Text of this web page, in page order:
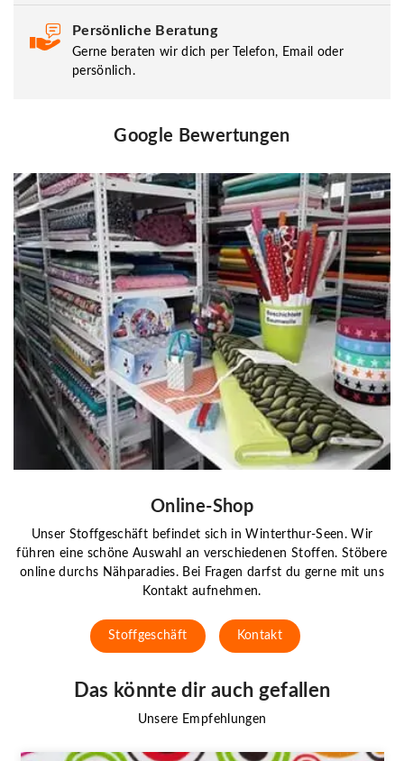
Persönliche Beratung
Gerne beraten wir dich per Telefon, Email oder
persönlich.
Google Bewertungen
Online-Shop
Unser Stoffgeschäft befindet sich in Winterthur-Seen. Wir
führen eine schöne Auswahl an verschiedenen Stoffen. Stöbere
online durchs Nähparadies. Bei Fragen darfst du gerne mit uns
Kontakt aufnehmen.
Stoffgeschäft Kontakt
Das könnte dir auch gefallen
Unsere Empfehlungen